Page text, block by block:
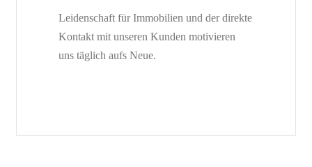
Leidenschaft für Immobilien und der direkte
Kontakt mit unseren Kunden motivieren
uns täglich aufs Neue.